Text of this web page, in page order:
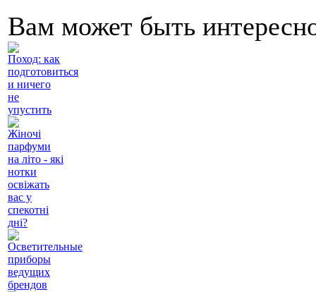
Вам может быть
Поход: как
подготовиться
и ничего
не
упустить
Жіночі
парфуми
на літо - які
нотки
освіжать
вас у
спекотні
дні?
Осветительные
приборы
ведущих
брендов